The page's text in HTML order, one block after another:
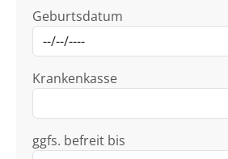
Geburtsdatum
Krankenkasse
ggfs. befreit bis